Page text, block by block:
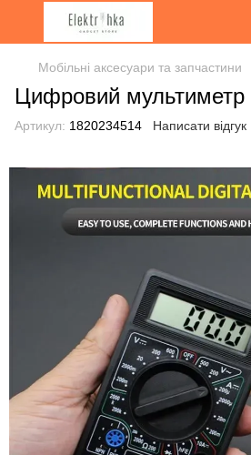
Мобільні аксесуари та запчастини
Цифровий мультиметр
Артикул: 1820234514 Написати відгук